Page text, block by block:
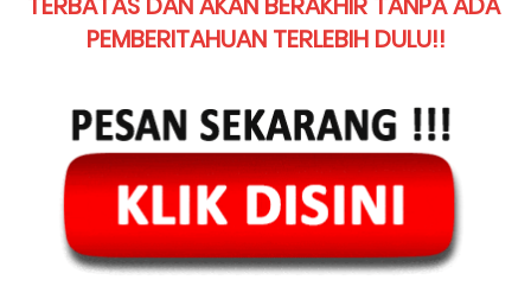
PEMBERITAHUAN TERLEBIH DULU!!